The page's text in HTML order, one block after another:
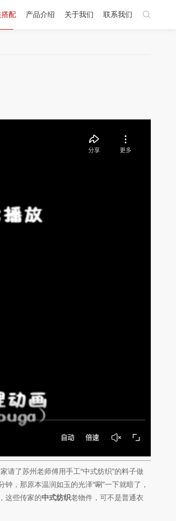
搭配 产品介绍 关于我们 联系我们
请了苏州老师傅用手工“中式纺织”的料子做
，那原本温润如玉的光泽“唰”一下就暗了，
这些传家的中式纺织老物件，可不是普通衣